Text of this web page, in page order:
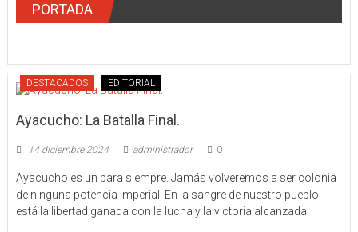
PORTADA
DESTACADOS EDITORIAL
Ayacucho: La Batalla Final.
14 diciembre 2024 administrador 0
Ayacucho es un para siempre. Jamás volveremos a ser colonia
de ninguna potencia imperial. En la sangre de nuestro pueblo
está la libertad ganada con la lucha y la victoria alcanzada.